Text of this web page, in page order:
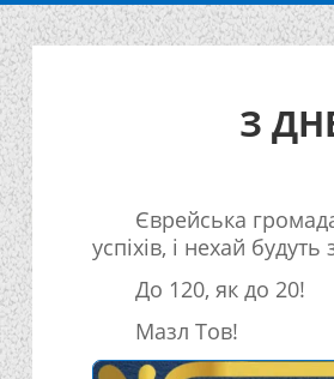
З
Єврейська
успіхів, і нехай
До 120, як до 20!
Мазл Тов!